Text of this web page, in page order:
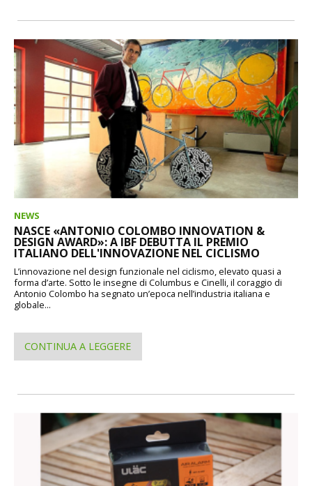
NEWS
NASCE «ANTONIO COLOMBO INNOVATION &
DESIGN AWARD»: A IBF DEBUTTA IL PREMIO
ITALIANO DELL'INNOVAZIONE NEL CICLISMO
L’innovazione nel design funzionale nel ciclismo, elevato quasi a
forma d’arte. Sotto le insegne di Columbus e Cinelli, il coraggio di
Antonio Colombo ha segnato un’epoca nell’industria italiana e
globale...
CONTINUA A LEGGERE